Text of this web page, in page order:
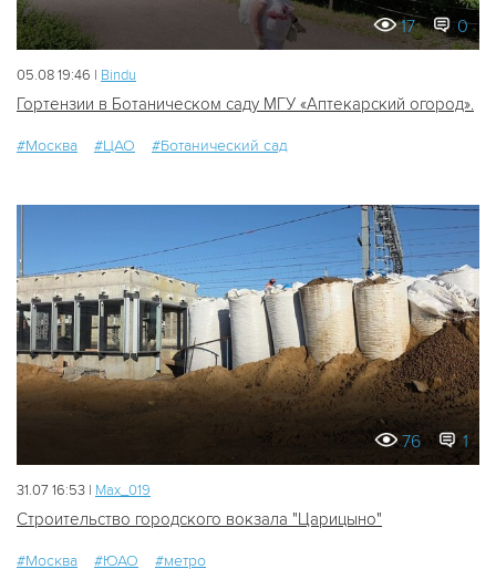
17 0
05.08 19:46 | Bindu
Гортензии в Ботаническом саду МГУ «Аптекарский огород».
#Москва #ЦАО #Ботанический сад
76 1
31.07 16:53 | Мах_019
Строительство городского вокзала "Царицыно"
#Москва #ЮАО #метро